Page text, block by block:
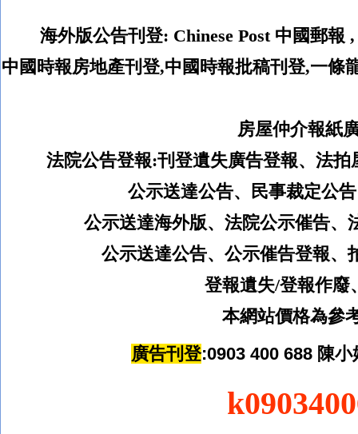
海外版公告刊登: Chinese Post 中國郵報
中國時報房地產刊登,中國時報批稿刊登,一條
房屋仲介報紙
法院公告登報:刊登遺失廣告登報、法
公示送達公告、民事裁定公
公示送達海外版、 法院公示催告、
公示送達公告、公示催告登報、
登報遺失/登報作廢
本網站價格為參
廣告刊登:0903 400 688 陳小